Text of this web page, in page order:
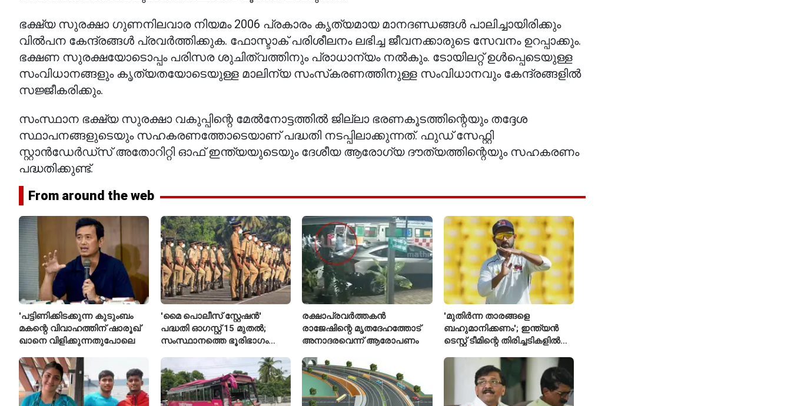
ഭക്ഷ്യ സുരക്ഷാ ഗുണനിലവാര നിയമം 2006 പ്രകാരം കൃത്യമായ മാനദണ്ഡങ്ങള്‍ പാലിച്ചായിരിക്കും
വില്‍പന കേന്ദ്രങ്ങള്‍ പ്രവര്‍ത്തിക്കുക. ഫോസ്ടാക് പരിശീലനം ലഭിച്ച ജീവനക്കാരുടെ സേവനം ഉറപ്പാക്കും.
ഭക്ഷണ സുരക്ഷയോടൊപ്പം പരിസര ശുചിത്വത്തിനും പ്രാധാന്യം നല്‍കും. ടോയിലറ്റ് ഉള്‍പ്പെടെയുള്ള
സംവിധാനങ്ങളും കൃത്യതയോടെയുള്ള മാലിന്യ സംസ്‌കരണത്തിനുള്ള സംവിധാനവും കേന്ദ്രങ്ങളില്‍
സജ്ജീകരിക്കും.
സംസ്ഥാന ഭക്ഷ്യ സുരക്ഷാ വകുപ്പിന്റെ മേല്‍നോട്ടത്തില്‍ ജില്ലാ ഭരണകൂടത്തിന്റെയും തദ്ദേശ
സ്ഥാപനങ്ങളുടെയും സഹകരണത്തോടെയാണ് പദ്ധതി നടപ്പിലാക്കുന്നത്. ഫുഡ് സേഫ്റ്റി
സ്റ്റാന്‍ഡേര്‍ഡ്‌സ് അതോറിറ്റി ഓഫ് ഇന്ത്യയുടെയും ദേശീയ ആരോഗ്യ ദൗത്യത്തിന്റെയും സഹകരണം
പദ്ധതിക്കുണ്ട്.
From around the web
'പട്ടിണിക്കിടക്കുന്ന കുടുംബം
മകന്റെ വിവാഹത്തിന് ഷാരൂഖ്
ഖാനെ വിളിക്കുന്നതുപോലെ
'മൈ പൊലീസ് സ്റ്റേഷൻ'
പദ്ധതി ഓഗസ്റ്റ് 15 മുതൽ;
സംസ്ഥാനത്തെ ഭൂരിഭാഗം
എസ്‌ഐമാർക്ക്
രക്ഷാപ്രവർത്തകൻ
രാജേഷിന്റെ മൃതദേഹത്തോട്
അനാദരവെന്ന് ആരോപണം
'മുതിർന്ന താരങ്ങളെ
ബഹുമാനിക്കണം'; ഇന്ത്യൻ
ടെസ്റ്റ് ടീമിന്റെ തിരിച്ചടികളിൽ